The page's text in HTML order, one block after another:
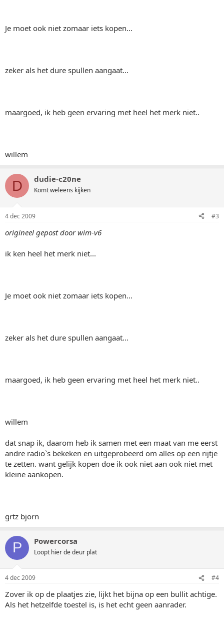
Je moet ook niet zomaar iets kopen...
zeker als het dure spullen aangaat...
maargoed, ik heb geen ervaring met heel het merk niet..
willem
D dudie-c20ne
Komt weleens kijken
4 dec 2009 #3
origineel gepost door wim-v6
ik ken heel het merk niet...
Je moet ook niet zomaar iets kopen...
zeker als het dure spullen aangaat...
maargoed, ik heb geen ervaring met heel het merk niet..
willem
dat snap ik, daarom heb ik samen met een maat van me eerst
andre radio`s bekeken en uitgeprobeerd om alles op een rijtje
te zetten. want gelijk kopen doe ik ook niet aan ook niet met
kleine aankopen.
grtz bjorn
P Powercorsa
Loopt hier de deur plat
4 dec 2009 #4
Zover ik op de plaatjes zie, lijkt het bijna op een bullit achtige.
Als het hetzelfde toestel is, is het echt geen aanrader.